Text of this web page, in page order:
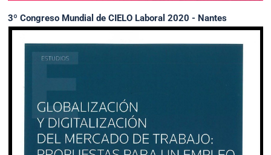
3º Congreso Mundial de CIELO Laboral 2020 - Nantes